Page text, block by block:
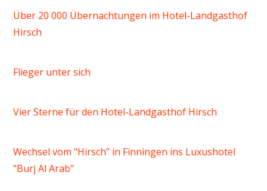
Über 20 000 Übernachtungen im Hotel-Landgasthof
Hirsch
Flieger unter sich
Vier Sterne für den Hotel-Landgasthof Hirsch
Wechsel vom "Hirsch" in Finningen ins Luxushotel
"Burj Al Arab"